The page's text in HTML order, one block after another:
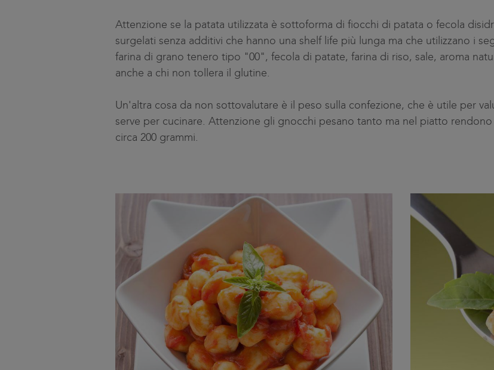
Attenzione se la patata utilizzata è sottoforma di fiocchi di patata o fecola
surgelati senza additivi che hanno una shelf life più lunga ma che utilizzano i
farina di grano tenero tipo "00", fecola di patate, farina di riso, sale, aroma
anche a chi non tollera il glutine.
Un'altra cosa da non sottovalutare è il peso sulla confezione, che è utile per
serve per cucinare. Attenzione gli gnocchi pesano tanto ma nel piatto
circa 200 grammi.